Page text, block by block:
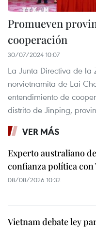
Promueven
cooperación
30/07/2024 10:07
La Junta Directiva de la
norvietnamita de Lai
entendimiento de
distrito de Jinping,
VER MÁS
Experto australiano
confianza política con
08/08/2026 10:32
Vietnam debate ley